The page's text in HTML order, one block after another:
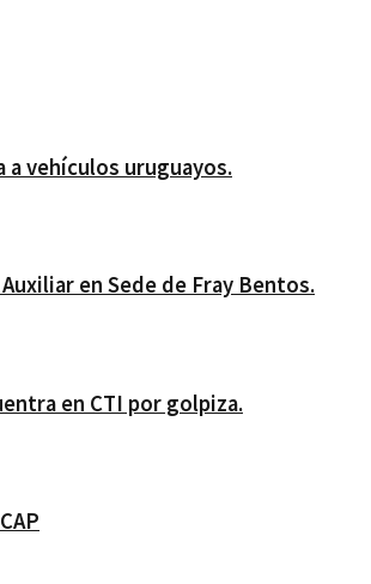
a vehículos uruguayos.
en Sede de Fray Bentos.
en CTI por golpiza.